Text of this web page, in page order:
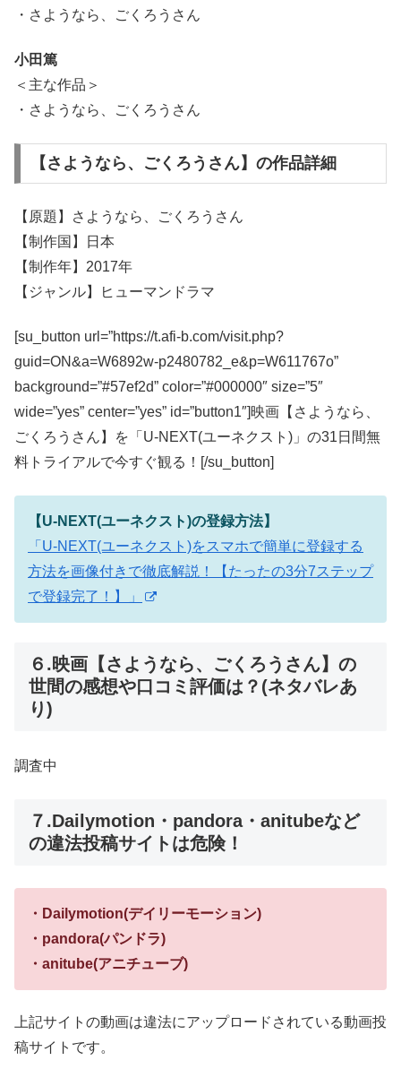
・さようなら、ごくろうさん
小田篤
＜主な作品＞
・さようなら、ごくろうさん
【さようなら、ごくろうさん】の作品詳細
【原題】さようなら、ごくろうさん
【制作国】日本
【制作年】2017年
【ジャンル】ヒューマンドラマ
[su_button url=”https://t.afi-b.com/visit.php?
guid=ON&a=W6892w-p2480782_e&p=W611767o”
background=”#57ef2d” color=”#000000″ size=”5″
wide=”yes” center=”yes” id=”button1″]映画【さようなら、
ごくろうさん】を「U-NEXT(ユーネクスト)」の31日間無
料トライアルで今すぐ観る！[/su_button]
【U-NEXT(ユーネクスト)の登録方法】
「U-NEXT(ユーネクスト)をスマホで簡単に登録する
方法を画像付きで徹底解説！【たったの3分7ステップ
で登録完了！】」
６.映画【さようなら、ごくろうさん】の
世間の感想や口コミ評価は？(ネタバレあ
り)
調査中
７.Dailymotion・pandora・anitubeなど
の違法投稿サイトは危険！
・Dailymotion(デイリーモーション)
・pandora(パンドラ)
・anitube(アニチューブ)
上記サイトの動画は違法にアップロードされている動画投
稿サイトです。